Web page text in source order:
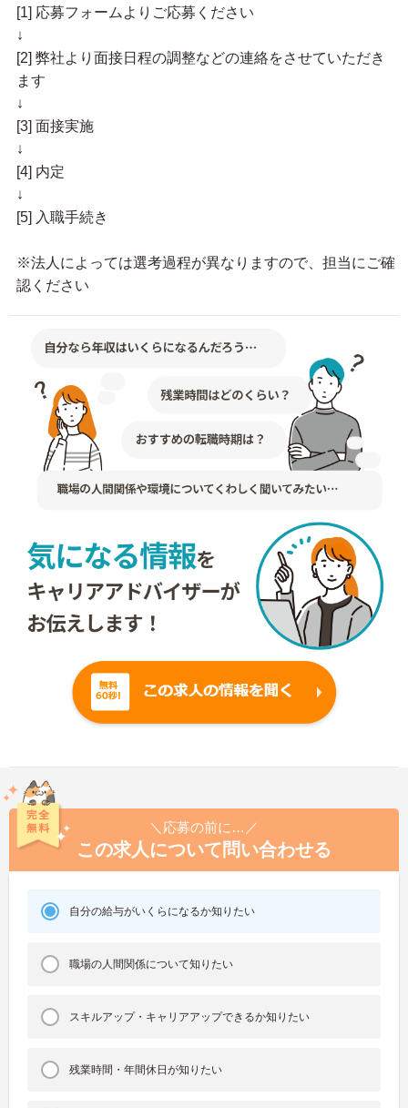
[1] 応募フォームよりご応募ください
↓
[2] 弊社より面接日程の調整などの連絡をさせていただき
ます
↓
[3] 面接実施
↓
[4] 内定
↓
[5] 入職手続き
※法人によっては選考過程が異なりますので、担当にご確
認ください
＼応募の前に…／
この求人について問い合わせる
自分の給与がいくらになるか知りたい
職場の人間関係について知りたい
スキルアップ・キャリアアップできるか知りたい
残業時間・年間休日が知りたい